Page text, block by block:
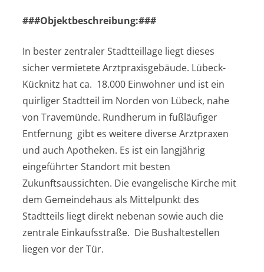
###Objektbeschreibung:###
In bester zentraler Stadtteillage liegt dieses
sicher vermietete Arztpraxisgebäude. Lübeck-
Kücknitz hat ca. 18.000 Einwohner und ist ein
quirliger Stadtteil im Norden von Lübeck, nahe
von Travemünde. Rundherum in fußläufiger
Entfernung gibt es weitere diverse Arztpraxen
und auch Apotheken. Es ist ein langjährig
eingeführter Standort mit besten
Zukunftsaussichten. Die evangelische Kirche mit
dem Gemeindehaus als Mittelpunkt des
Stadtteils liegt direkt nebenan sowie auch die
zentrale Einkaufsstraße. Die Bushaltestellen
liegen vor der Tür.